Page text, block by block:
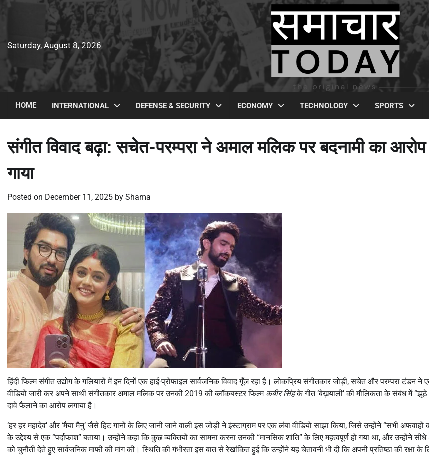
Saturday, August 8, 2026
HOME INTERNATIONAL DEFENSE & SECURITY ECONOMY TECHNOLOGY SPORTS
संगीत विवाद बढ़ा: सचेत-परम्परा ने अमाल मलिक पर बदनामी का
गाया
Posted on December 11, 2025 by Shama
हिंदी फिल्म संगीत उद्योग के गलियारों में इन दिनों एक हाई-प्रोफाइल सार्वजनिक विवाद गूँज रहा है। लोकप्रिय संगीतकार जोड़ी, सचेत और परम्परा टंडन ने
वीडियो जारी कर अपने साथी संगीतकार अमाल मलिक पर उनकी 2019 की ब्लॉकबस्टर फिल्म कबीर सिंहके गीत ‘बेख़याली’ की मौलिकता के संबंध में “झूठे
दावे फैलाने का आरोप लगाया है।
‘हर हर महादेव’ और ‘मैया मैनु’ जैसे हिट गानों के लिए जानी जाने वाली इस जोड़ी ने इंस्टाग्राम पर एक लंबा वीडियो साझा किया, जिसे उन्होंने “सभी
के उद्देश्य से एक “पर्दाफाश” बताया। उन्होंने कहा कि कुछ व्यक्तियों का सामना करना उनकी “मानसिक शांति” के लिए महत्वपूर्ण हो गया था, और उन्होंने
को चुनौती देते हुए सार्वजनिक माफी की मांग की। स्थिति की गंभीरता इस बात से रेखांकित हुई कि उन्होंने यह चेतावनी भी दी कि अपनी प्रतिष्ठा की रक्षा के